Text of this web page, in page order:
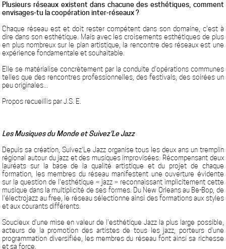
Plusieurs réseaux existent dans chacune des esthétiques, comment
envisages-tu la coopération inter-réseaux ?
Chaque réseau est et doit rester compétent dans son domaine, c'est à
dire dans son esthétique. Mais avec les croisements esthétiques de plus
en plus nombreux sur le plan artistique, la rencontre des réseaux est une
expérience fondamentale et souhaitable.
Elle se matérialise concrètement par la conduite d'opérations communes
telles que des rencontres professionnelles, des festivals, des soirées un
peu originales...
Propos recueillis par J.S. E.
Les Musiques du Monde et Suivez'Le Jazz
Depuis sa création, Suivez'Le Jazz organise tous les deux ans un tremplin
régional autour du jazz et des musiques improvisées. Récompensant deux
lauréats sur la base de la qualité artistique et du projet de chaque
formation, les membres du réseau manifestent une ouverture évidente
sur la question de l'esthétique « jazz » reconnaissant implicitement cette
musique dans la multiplicité de ses formes. Du New Orleans au Be-Bop, de
l'électrojazz au free, le réseau sélectionne ainsi des formations aux styles
et aux courants différents.
Soucieux d'une mise en valeur de l'esthétique Jazz la plus large possible,
acteurs de la promotion des artistes de tous les jazz, porteurs d'une
programmation diversifiée, les membres du réseau font ainsi sa richesse
et sa force.